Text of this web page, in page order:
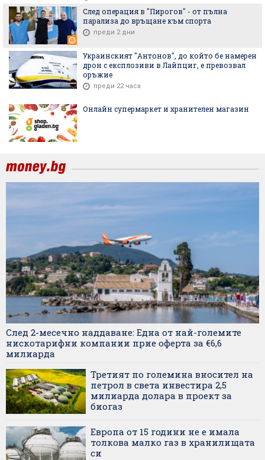
След операция в "Пирогов" - от пълна
парализа до връщане към спорта
преди 2 дни
Украинският "Антонов", до който бе намерен
дрон с експлозиви в Лайпциг, е превозвал
оръжие
преди 22 часа
Онлайн супермаркет и хранителен магазин
След 2-месечно наддаване: Една от най-големите
нискотарифни компании прие оферта за €6,6
милиарда
Третият по големина вносител на
петрол в света инвестира 2,5
милиарда долара в проект за
биогаз
Европа от 15 години не е имала
толкова малко газ в хранилищата
си